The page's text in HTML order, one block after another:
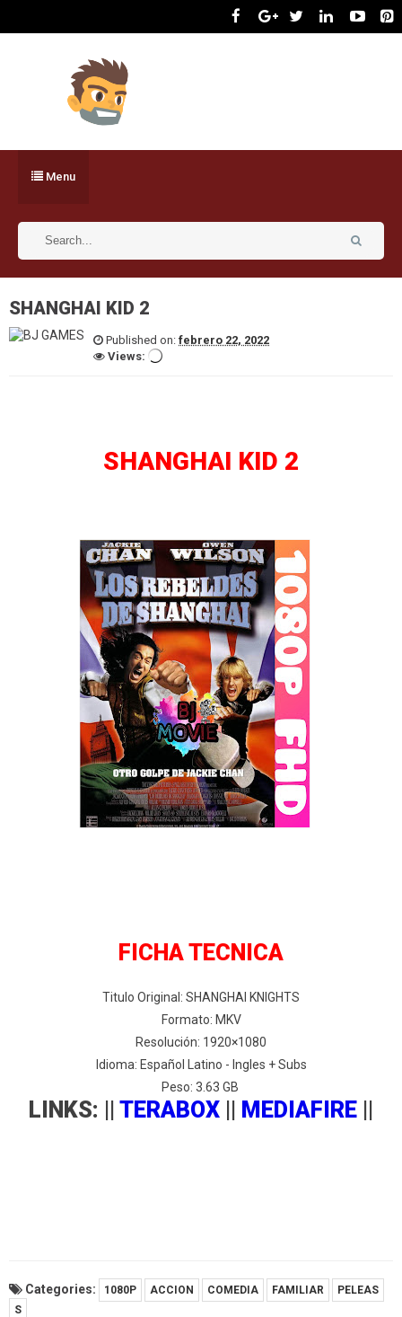
Menu
SHANGHAI KID 2
Published on: febrero 22, 2022
Views:
SHANGHAI KID 2
FICHA TECNICA
Titulo Original: SHANGHAI KNIGHTS
Formato: MKV
Resolución: 1920×1080
Idioma: Español Latino - Ingles + Subs
Peso: 3.63 GB
LINKS: || TERABOX MEDIAFIRE
Categories: 1080P ACCION COMEDIA FAMILIAR
PELEAS
S